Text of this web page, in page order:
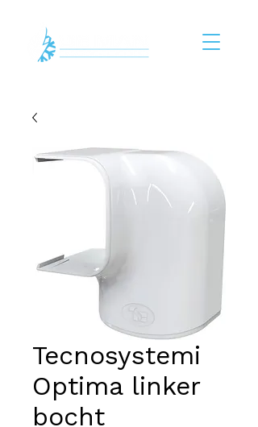
Tecnosystemi
Optima linker
bocht